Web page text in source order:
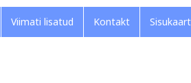
Viimati lisatud Kontakt Sisukaart